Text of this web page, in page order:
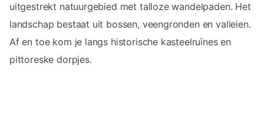
uitgestrekt natuurgebied met talloze wandelpaden. Het
landschap bestaat uit bossen, veengronden en valleien.
Af en toe kom je langs historische kasteelruïnes en
pittoreske dorpjes.